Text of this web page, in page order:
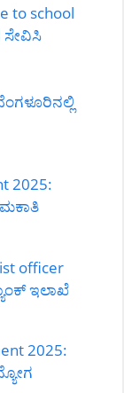
to school
ಸೇವಿಸಿ
2025:
officer
ಇಲಾಖೆ
2025: